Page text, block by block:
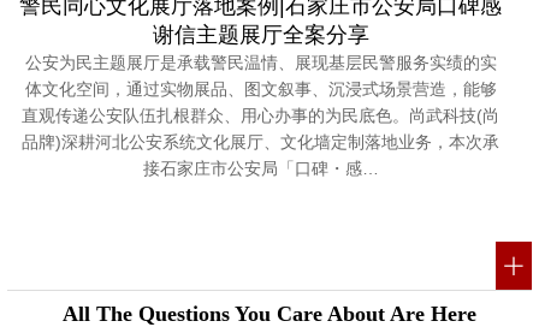
警民同心文化展厅落地案例|石家庄市公安局口碑感
谢信主题展厅全案分享
公安为民主题展厅是承载警民温情、展现基层民警服务实绩的实
体文化空间，通过实物展品、图文叙事、沉浸式场景营造，能够
直观传递公安队伍扎根群众、用心办事的为民底色。尚武科技(尚
品牌)深耕河北公安系统文化展厅、文化墙定制落地业务，本次承
接石家庄市公安局「口碑・感…
All The Questions You Care About Are Here